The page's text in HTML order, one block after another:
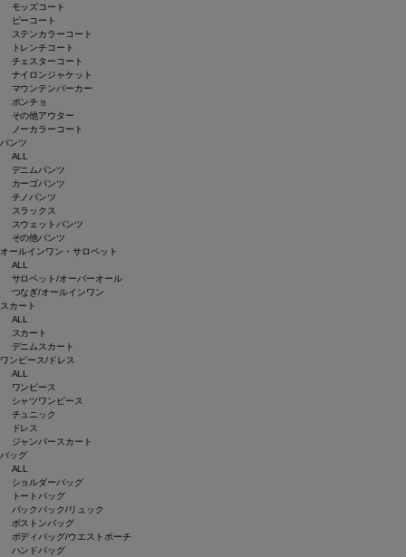
モッズコート
ピーコート
ステンカラーコート
トレンチコート
チェスターコート
ナイロンジャケット
マウンテンパーカー
ポンチョ
その他アウター
ノーカラーコート
パンツ
ALL
デニムパンツ
カーゴパンツ
チノパンツ
スラックス
スウェットパンツ
その他パンツ
オールインワン・サロペット
ALL
サロペット/オーバーオール
つなぎ/オールインワン
スカート
ALL
スカート
デニムスカート
ワンピース/ドレス
ALL
ワンピース
シャツワンピース
チュニック
ドレス
ジャンパースカート
バッグ
ALL
ショルダーバッグ
トートバッグ
バックパック/リュック
ボストンバッグ
ボディバッグ/ウエストポーチ
ハンドバッグ